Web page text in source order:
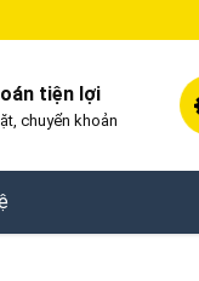
tiện lợi
chuyển khoản